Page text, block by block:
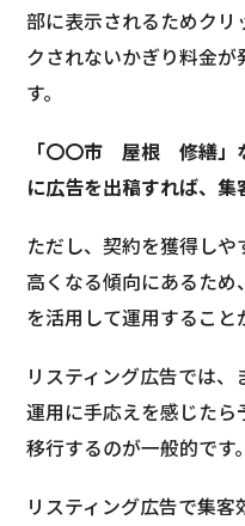
部に表示されるためク
クされないかぎり料金
す。
「〇〇市 屋根 修繕」
に広告を出稿すれば、
ただし、契約を獲得し
高くなる傾向にあるた
を活用して運用すること
リスティング広告では、
運用に手応えを感じた
移行するのが一般的です。
リスティング広告で集